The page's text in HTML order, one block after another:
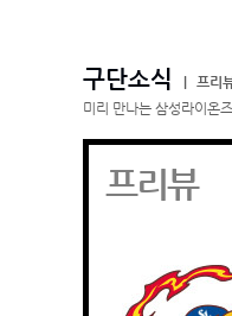
구단소식
프리
미리 만나는 삼성라이온
프리뷰